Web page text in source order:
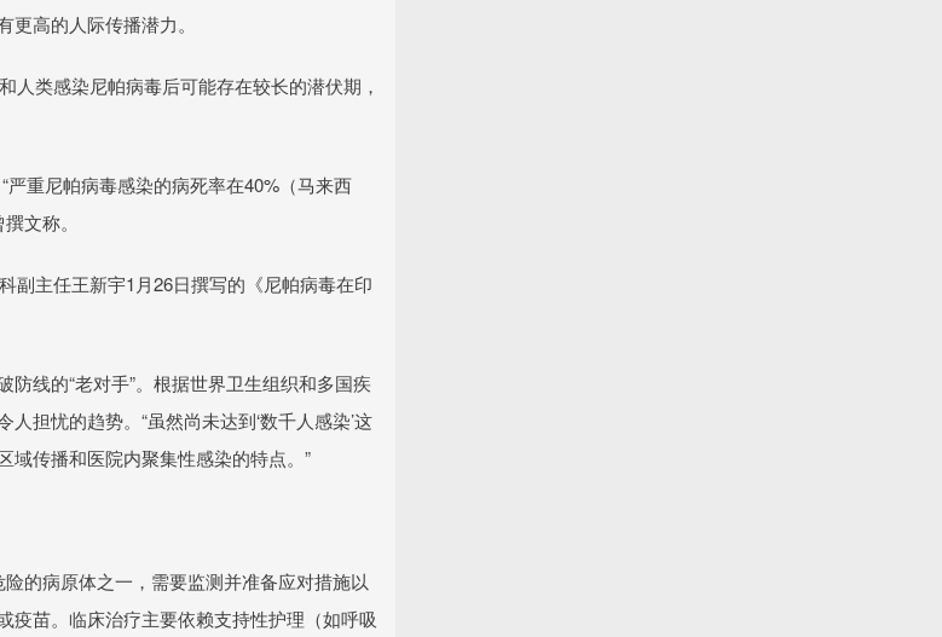
高的人际传播潜力。
类感染尼帕病毒后可能存在较长的潜伏期，
严重尼帕病毒感染的病死率在40%（马来西
文称。
副主任王新宇1月26日撰写的《尼帕病毒在印
线的“老对手”。根据世界卫生组织和多国疾
担忧的趋势。“虽然尚未达到‘数千人感染’这
域传播和医院内聚集性感染的特点。”
的病原体之一，需要监测并准备应对措施以
疫苗。临床治疗主要依赖支持性护理（如呼吸